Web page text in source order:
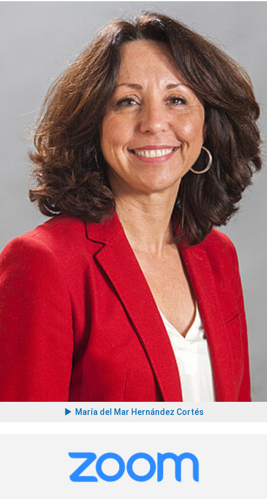
María del Mar Hernández Cortés